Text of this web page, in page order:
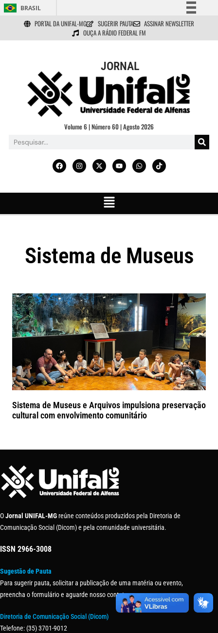
BRASIL
Simplifique!
Comunica BR
Acesso à informação
Legislação
Canais
PORTAL DA UNIFAL-MG SUGERIR PAUTA
ASSINAR NEWSLETTER
OUÇA A RÁDIO FEDERAL FM
JORNAL
Volume 6 | Número 60 | Agosto 2026
Sistema de Museus
Sistema de Museus e Arquivos impulsiona preservação
cultural com envolvimento comunitário
OJornal UNIFAL-MG reúne conteúdos produzidos pela Diretoria de
Comunicação Social (Dicom) e pela comunidade universitária.
ISSN 2966-3008
Sugestão de Pauta
Para sugerir pauta, solicitar a publicação de uma matéria ou evento,
preencha o formulário e aguarde nosso contato.
Diretoria de Comunicação Social (Dicom)
Telefone: (35) 3701-9012